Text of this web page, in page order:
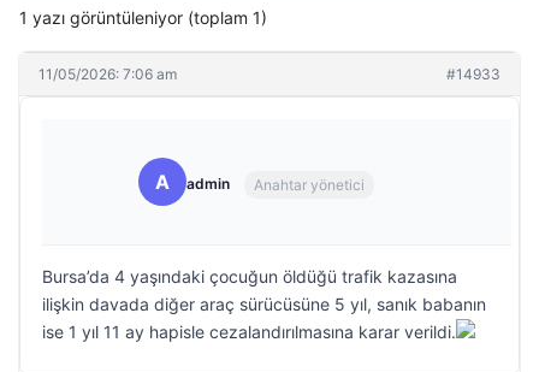
1 yazı görüntüleniyor (toplam 1)
11/05/2026: 7:06 am #14933
A admin Anahtar yönetici
Bursa’da 4 yaşındaki çocuğun öldüğü trafik kazasına
ilişkin davada diğer araç sürücüsüne 5 yıl, sanık babanın
ise 1 yıl 11 ay hapisle cezalandırılmasına karar verildi.